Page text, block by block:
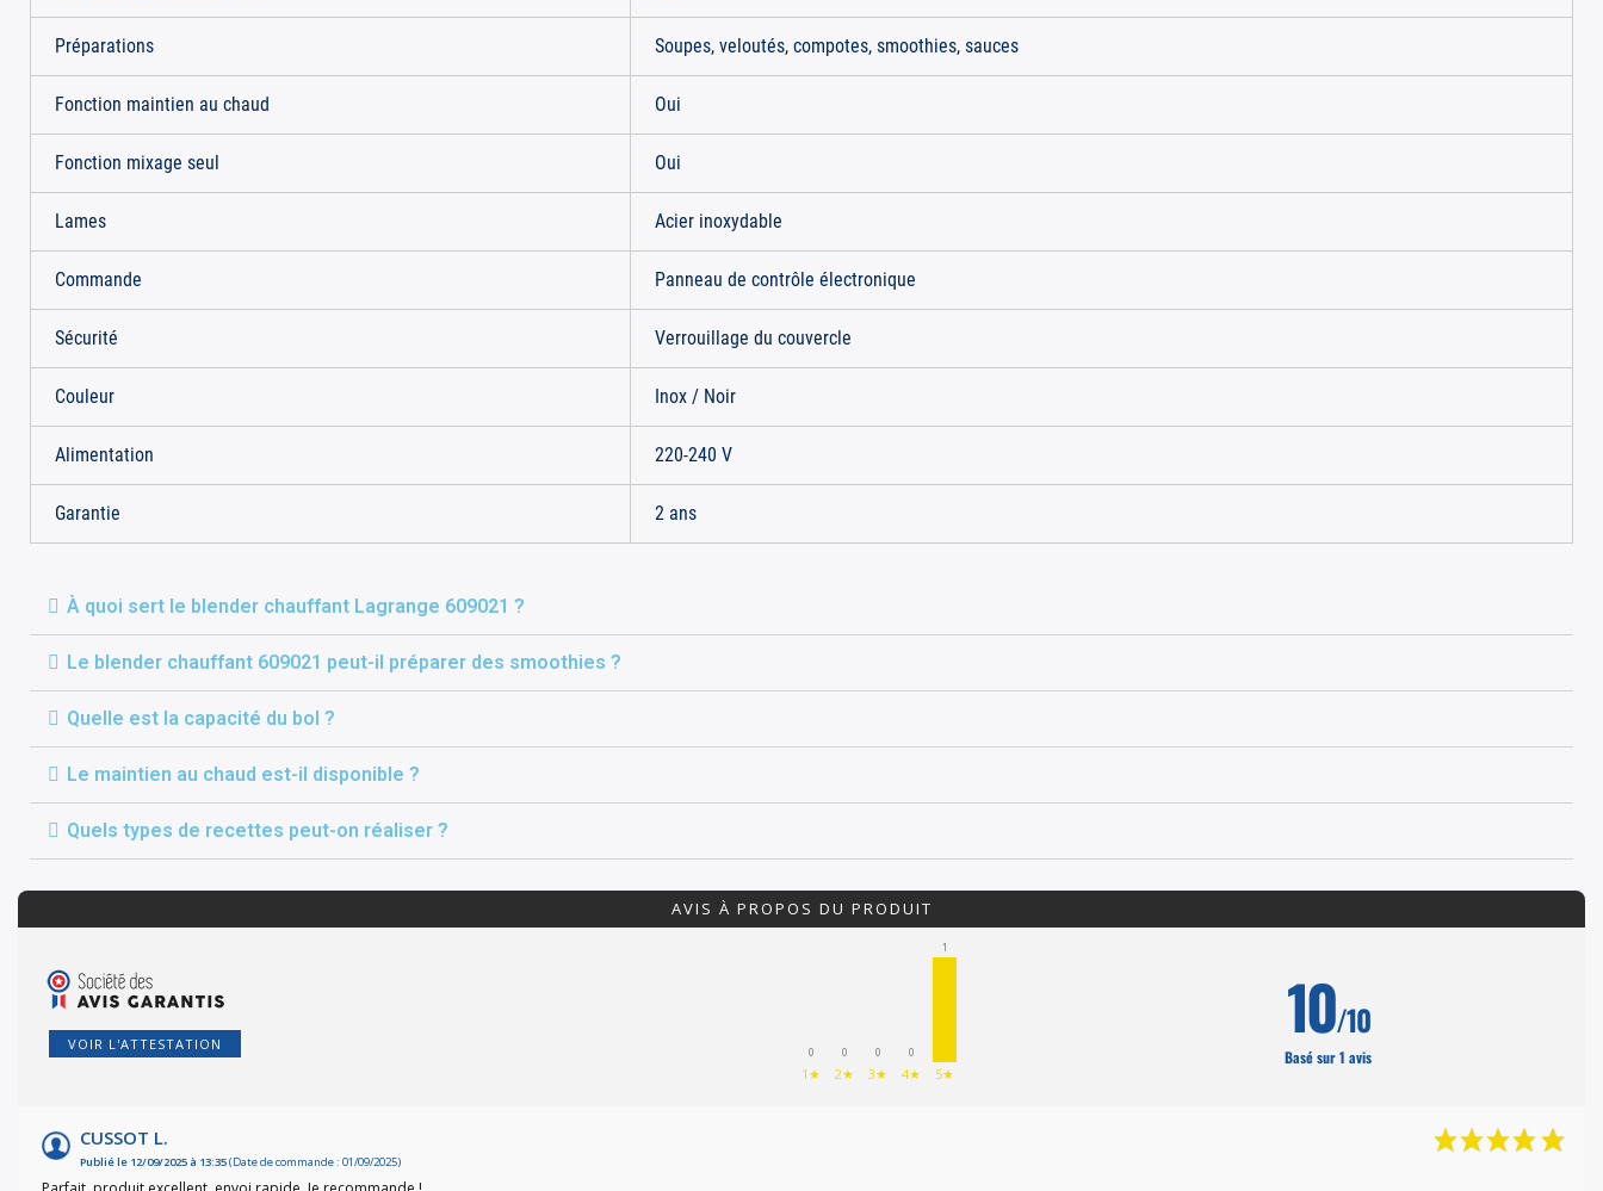
Préparations Soupes, veloutés, compotes, smoothies, sauces
Fonction maintien au chaud Oui
Fonction mixage seul Oui
Lames Acier inoxydable
Commande Panneau de contrôle électronique
Sécurité Verrouillage du couvercle
Couleur Inox / Noir
Alimentation 220-240 V
Garantie 2 ans
À quoi sert le blender chauffant Lagrange 609021 ?
Le blender chauffant 609021 peut-il préparer des smoothies ?
Quelle est la capacité du bol ?
Le maintien au chaud est-il disponible ?
Quels types de recettes peut-on réaliser ?
AVIS À PROPOS DU PRODUIT
VOIR L'ATTESTATION 0
1★
0
2★
0
3★
0
4★
1
5★
10/10
Basé sur 1 avis
CUSSOT L.
Publié le 12/09/2025 à 13:35(Date de commande : 01/09/2025)